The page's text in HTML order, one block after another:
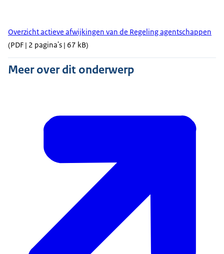
Overzicht actieve afwijkingen van de Regeling agentschappen
(PDF | 2 pagina's | 67 kB)
Meer over dit onderwerp